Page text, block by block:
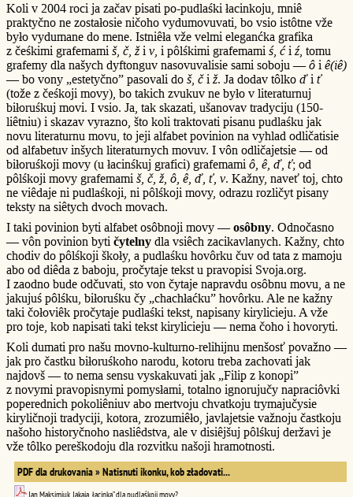
Koli v 2004 roci ja začav pisati po-pudlaśki łacinkoju, mniê
praktyčno ne zostałosie ničoho vydumovuvati, bo vsio istôtne vže
było vydumane do mene. Istniêła vže velmi eleganćka grafika
z čeśkimi grafemami š, č, ži v , i pôlśkimi grafemami ś, ći ź, tomu
grafemy dla našych dyftonguv nasovuvalisie sami soboju —ô i ê(iê)
— bo vony „estetyčno” pasovali do š, či ž. Ja dodav tôlko ďi ť
(tože z čeśkoji movy), bo takich zvukuv ne było v literaturnuj
biłoruśkuj movi. I vsio. Ja, tak skazati, ušanovav tradyciju (150-
liêtniu) i skazav vyrazno, što koli traktovati pisanu pudlaśku jak
novu literaturnu movu, to jeji alfabet povinion na vyhlad odličatisie
od alfabetuv inšych literaturnych movuv. I vôn odličajetsie — od
biłoruśkoji movy (u łacinśkuj grafici) grafemami ô, ê, ď, ť; od
pôlśkoji movy grafemami š, č, ž, ô, ê, ď, ť, v. Kažny, naveť toj, chto
ne viêdaje ni pudlaśkoji, ni pôlśkoji movy, odrazu rozličyt pisany
teksty na siêtych dvoch movach.
I taki povinion byti alfabet osôbnoji movy —osôbny. Odnočasno
— vôn povinion byti čytelny dla vsiêch zacikavlanych. Kažny, chto
chodiv do pôlśkoji škoły, a pudlaśku hovôrku čuv od tata z mamoju
abo od diêda z baboju, pročytaje tekst u pravopisi Svoja.org.
I zaodno bude odčuvati, sto von čytaje napravdu osôbnu movu, a ne
jakujuś pôlśku, biłoruśku čy „chachłaćku” hovôrku. Ale ne kažny
taki čołoviêk pročytaje pudlaśki tekst, napisany kirylicieju. A vže
pro toje, kob napisati taki tekst kirylicieju — nema čoho i hovoryti.
Koli dumati pro našu movno-kulturno-relihijnu menšosť považno —
jak pro častku biłoruśkoho narodu, kotoru treba zachovati jak
najdovš — to nema sensu vyskakuvati jak „Filip z konopi”
z novymi pravopisnymi pomysłami, totalno ignorujučy napraciôvki
poperednich pokoliêniuv abo mertvoju chvatkoju trymajučysie
kiryličnoji tradyciji, kotora, zrozumiêło, javlajetsie važnoju častkoju
našoho historyčnoho nasliêdstva, ale v disiêjšuj pôlśkuj deržavi je
vže tôlko pereškodoju dla rozvitku našoji hramotnosti.
PDF dla drukovania » Natisnuti ikonku, kob zładovati...
Jan Maksimjuk, Jakaja „łacinka” dla pudlaśkoji movy?